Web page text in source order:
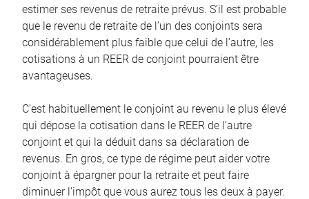
estimer ses revenus de retraite prévus. S’il est probable
que le revenu de retraite de l’un des conjoints sera
considérablement plus faible que celui de l’autre, les
cotisations à un REER de conjoint pourraient être
avantageuses.
C’est habituellement le conjoint au revenu le plus élevé
qui dépose la cotisation dans le REER de l’autre
conjoint et qui la déduit dans sa déclaration de
revenus. En gros, ce type de régime peut aider votre
conjoint à épargner pour la retraite et peut faire
diminuer l’impôt que vous aurez tous les deux à payer.